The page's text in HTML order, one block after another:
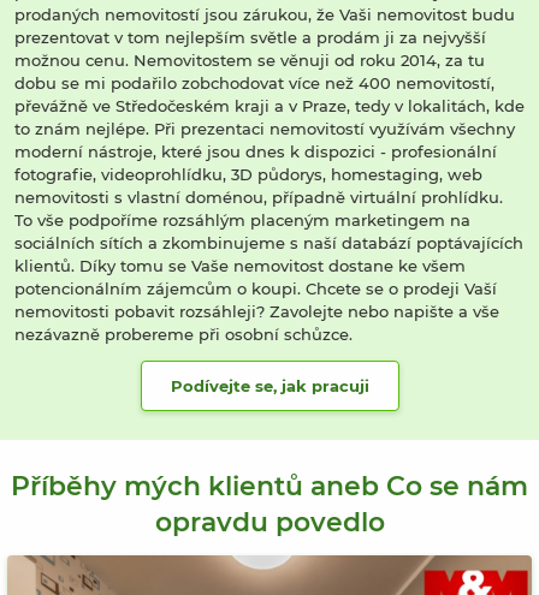
prodaných nemovitostí jsou zárukou, že Vaši nemovitost budu
prezentovat v tom nejlepším světle a prodám ji za nejvyšší
možnou cenu. Nemovitostem se věnuji od roku 2014, za tu
dobu se mi podařilo zobchodovat více než 400 nemovitostí,
převážně ve Středočeském kraji a v Praze, tedy v lokalitách, kde
to znám nejlépe. Při prezentaci nemovitostí využívám všechny
moderní nástroje, které jsou dnes k dispozici - profesionální
fotografie, videoprohlídku, 3D půdorys, homestaging, web
nemovitosti s vlastní doménou, případně virtuální prohlídku.
To vše podpoříme rozsáhlým placeným marketingem na
sociálních sítích a zkombinujeme s naší databází poptávajících
klientů. Díky tomu se Vaše nemovitost dostane ke všem
potencionálním zájemcům o koupi. Chcete se o prodeji Vaší
nemovitosti pobavit rozsáhleji? Zavolejte nebo napište a vše
nezávazně probereme při osobní schůzce.
Podívejte se, jak pracuji
Příběhy mých klientů aneb Co se nám
opravdu povedlo